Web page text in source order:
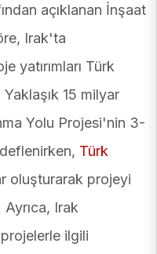
açıklanan İnşaat
Irak'ta
yatırımları Türk
15 milyar
Yolu Projesi'nin 3-
Türk
oluşturarak projeyi
Irak
ilgili